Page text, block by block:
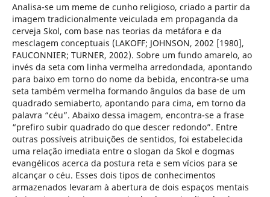
Analisa-se um meme de cunho religioso, criado a partir da
imagem tradicionalmente veiculada em propaganda da
cerveja Skol, com base nas teorias da metáfora e da
mesclagem conceptuais (LAKOFF; JOHNSON, 2002 [1980],
FAUCONNIER; TURNER, 2002). Sobre um fundo amarelo, ao
invés da seta com linha vermelha arredondada, apontando
para baixo em torno do nome da bebida, encontra-se uma
seta também vermelha formando ângulos da base de um
quadrado semiaberto, apontando para cima, em torno da
palavra “céu”. Abaixo dessa imagem, encontra-se a frase
“prefiro subir quadrado do que descer redondo”. Entre
outras possíveis atribuições de sentidos, foi estabelecida
uma relação imediata entre o slogan da Skol e dogmas
evangélicos acerca da postura reta e sem vícios para se
alcançar o céu. Esses dois tipos de conhecimentos
armazenados levaram à abertura de dois espaços mentais